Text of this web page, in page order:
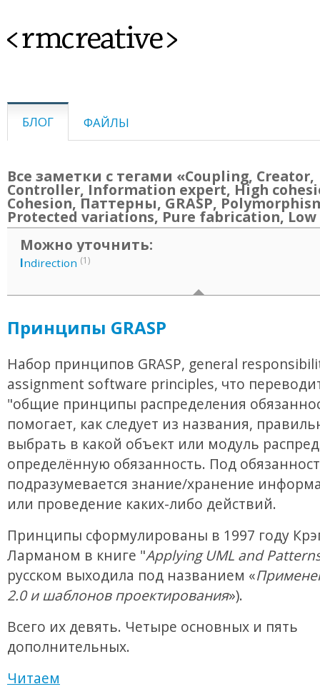
<rmcreative>
БЛОГ ФАЙЛЫ
Все заметки с тегами «Coupling, Creator,
Controller, Information expert, High
Cohesion, Паттерны, GRASP,
Protected variations, Pure fabrication,
Можно уточнить:
Indirection (1)
Принципы GRASP
Набор принципов GRASP, general
assignment software principles, что
"общие принципы распределения
помогает, как следует из названия,
выбрать в какой объект или модуль
определённую обязанность. Под
подразумевается знание/хранение
или проведение каких-либо действий.
Принципы сформулированы в 1997 году
Ларманом в книге "Applying UML and
русском выходила под названием «
2.0 и шаблонов проектирования»).
Всего их девять. Четыре основных и пять
дополнительных.
Читаем